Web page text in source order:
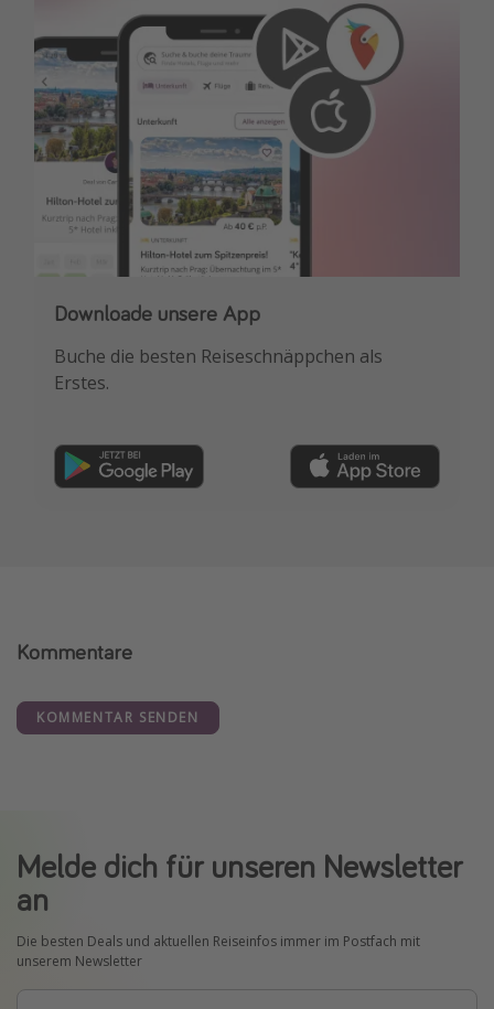
Downloade unsere App
Buche die besten Reiseschnäppchen als
Erstes.
Kommentare
KOMMENTAR SENDEN
Melde dich für unseren Newsletter
an
Die besten Deals und aktuellen Reiseinfos immer im Postfach mit
unserem Newsletter